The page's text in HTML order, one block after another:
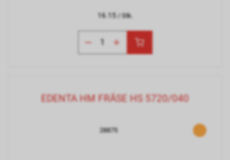
16.15/ Stk.
EDENTA HM FRÄSE HS 5720/040
28875